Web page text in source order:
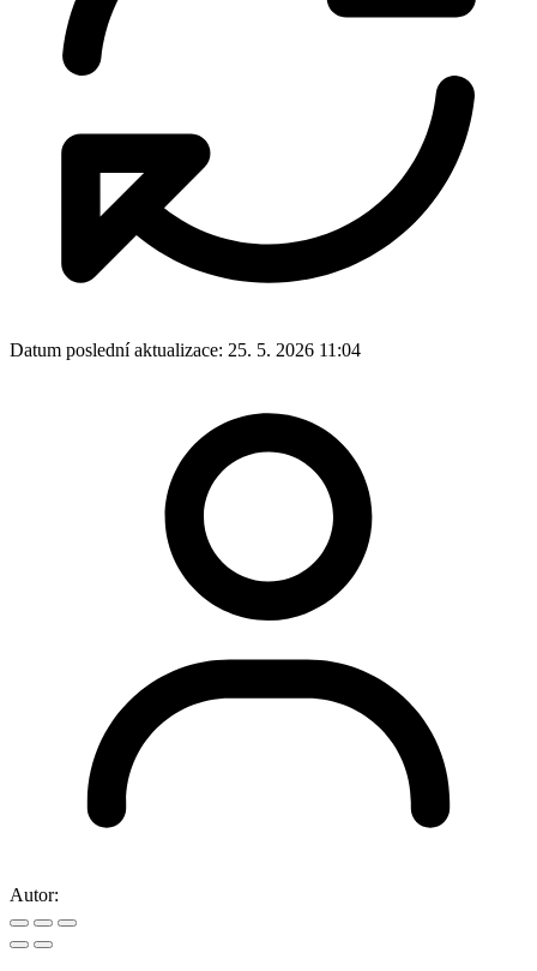
Datum poslední aktualizace: 25. 5. 2026 11:04
Autor: